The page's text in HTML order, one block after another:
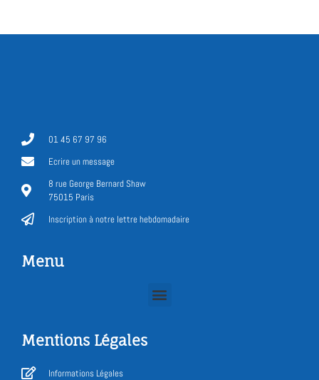
01 45 67 97 96
Ecrire un message
8 rue George Bernard Shaw
75015 Paris
Inscription à notre lettre hebdomadaire
Menu
Mentions Légales
Informations Légales